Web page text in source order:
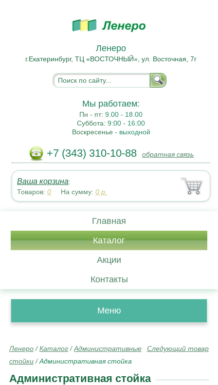
Ленеро
г.Екатеринбург, ТЦ «ВОСТОЧНЫЙ», ул. Восточная, 7г
Мы работаем:
Пн - пт:9.00 - 18.00
Суббота:9:00 - 16:00
Воскресенье - выходной
+7 (343) 310-10-88 обратная связь
Ваша корзина:
Товаров:0 На сумму:0 р.
Главная
Каталог
Акции
Контакты
Меню
Следующий товар
Ленеро /Каталог /Административные
стойки /Административная стойка
Административная стойка